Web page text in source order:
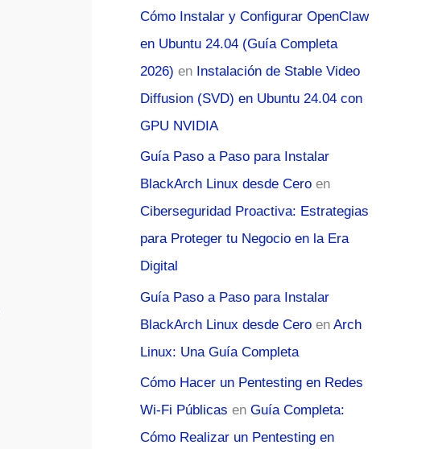
Cómo Instalar y Configurar OpenClaw
en Ubuntu 24.04 (Guía Completa
2026) en Instalación de Stable Video
Diffusion (SVD) en Ubuntu 24.04 con
GPU NVIDIA
Guía Paso a Paso para Instalar
BlackArch Linux desde Cero en
Ciberseguridad Proactiva: Estrategias
para Proteger tu Negocio en la Era
Digital
Guía Paso a Paso para Instalar
BlackArch Linux desde Cero en Arch
Linux: Una Guía Completa
Cómo Hacer un Pentesting en Redes
Wi-Fi Públicas en Guía Completa:
Cómo Realizar un Pentesting en